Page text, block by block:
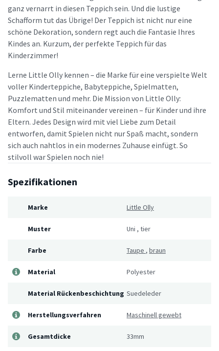
ganz vernarrt in diesen Teppich sein. Und die lustige
Schafform tut das Übrige! Der Teppich ist nicht nur eine
schöne Dekoration, sondern regt auch die Fantasie Ihres
Kindes an. Kurzum, der perfekte Teppich für das
Kinderzimmer!
Lerne Little Olly kennen – die Marke für eine verspielte Welt
voller Kinderteppiche, Babyteppiche, Spielmatten,
Puzzlematten und mehr. Die Mission von Little Olly:
Komfort und Stil miteinander vereinen – für Kinder und ihre
Eltern. Jedes Design wird mit viel Liebe zum Detail
entworfen, damit Spielen nicht nur Spaß macht, sondern
sich auch nahtlos in ein modernes Zuhause einfügt. So
stilvoll war Spielen noch nie!
Spezifikationen
Marke Little Olly
Muster Uni , tier
Farbe Taupe , braun
Material Polyester
Material Rückenbeschichtung Suedeleder
Herstellungsverfahren Maschinell gewebt
Gesamtdicke 33mm